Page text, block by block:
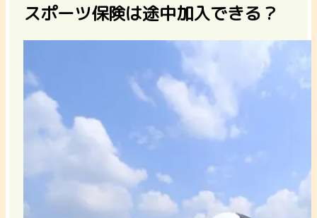
スポーツ保険は途中加入できる？